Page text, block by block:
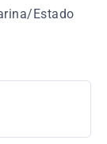
Estado